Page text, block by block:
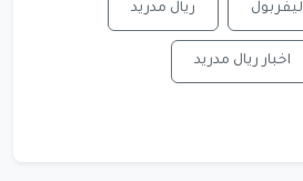
ليفربول ريال مدريد
اخبار ريال مدريد